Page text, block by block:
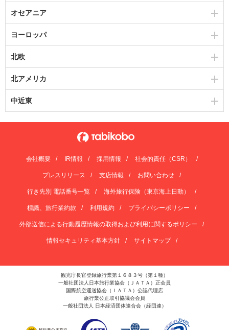
オセアニア
ヨーロッパ
北欧
北アメリカ
中近東
会社概要 IR情報 採用情報 社会的責任（CSR）
プレスリリース 支店情報 お問い合わせ
行き先別 電話番号一覧 海外旅行保険（東京海上日動）
標識、旅行業約款 利用規約 プライバシーポリシー
外部送信による行動履歴情報の取得および利用に関するポリシー
情報セキュリティ基本方針 サイトマップ
観光庁長官登録旅行業第１６８３号（第１種）
一般社団法人日本旅行業協会（ＪＡＴＡ）正会員
国際航空運送協会（ＩＡＴＡ）公認代理店
旅行業公正取引協議会会員
一般社団法人 日本経済団体連合会（経団連）